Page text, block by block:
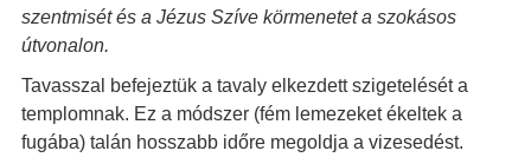
szentmisét és a Jézus Szíve körmenetet a szokásos
útvonalon.
Tavasszal befejeztük a tavaly elkezdett szigetelését a
templomnak. Ez a módszer (fém lemezeket ékeltek a
fugába) talán hosszabb időre megoldja a vizesedést.